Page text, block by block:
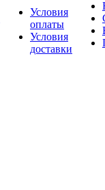
Условия
оплаты
Условия
доставки